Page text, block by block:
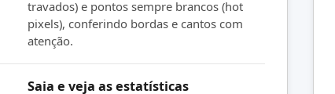
travados) e pontos sempre brancos (hot
pixels), conferindo bordas e cantos com
atenção.
Saia e veja as estatísticas